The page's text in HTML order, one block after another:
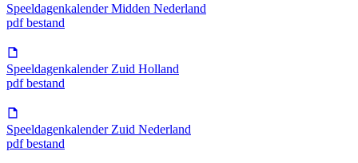
Speeldagenkalender Midden Nederland
pdf bestand
Speeldagenkalender Zuid Holland
pdf bestand
Speeldagenkalender Zuid Nederland
pdf bestand